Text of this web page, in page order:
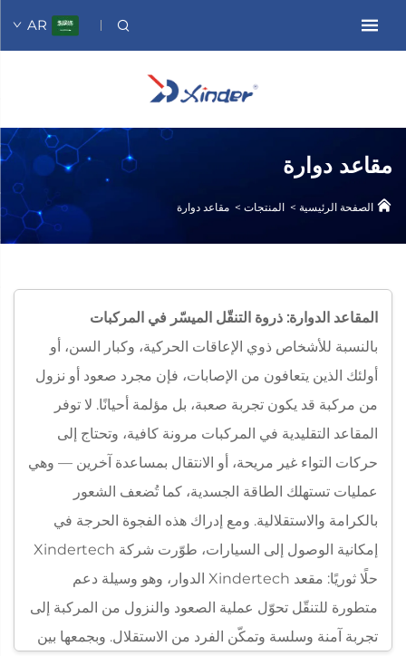
AR
مقاعد دوارة
الصفحة الرئيسية > المنتجات > مقاعد دوارة
المقاعد الدوارة: ذروة التنقّل الميسّر في المركبات
بالنسبة للأشخاص ذوي الإعاقات الحركية، وكبار السن، أو
أولئك الذين يتعافون من الإصابات، فإن مجرد صعود أو نزول
من مركبة قد يكون تجربة صعبة، بل مؤلمة أحيانًا. لا توفر
المقاعد التقليدية في المركبات مرونة كافية، وتحتاج إلى
حركات التواء غير مريحة، أو الانتقال بمساعدة آخرين — وهي
عمليات تستهلك الطاقة الجسدية، كما تُضعف الشعور
بالكرامة والاستقلالية. ومع إدراك هذه الفجوة الحرجة في
إمكانية الوصول إلى السيارات، طوّرت شركة Xindertech
حلًا ثوريًا: مقعد Xindertech الدوار، وهو وسيلة دعم
متطورة للتنقّل تحوّل عملية الصعود والنزول من المركبة إلى
تجربة آمنة وسلسة وتمكّن الفرد من الاستقلال. وبجمعها بين